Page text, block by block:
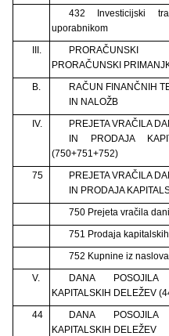
432 Investicijski
uporabnikom
III.
PRORAČUNSKI
B.
RAČUN FINANČNIH
IN NALOŽB
IV.
PREJETA VRAČILA
IN PRODAJA
(750+751+752)
75
PREJETA VRAČILA
IN PRODAJA
750 Prejeta vračila
751 Prodaja
752 Kupnine iz
V.
DANA
KAPITALSKIH DELEŽEV
44
DANA
KAPITALSKIH DELEŽEV